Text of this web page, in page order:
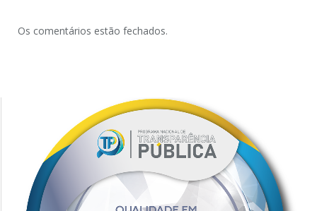
Os comentários estão fechados.